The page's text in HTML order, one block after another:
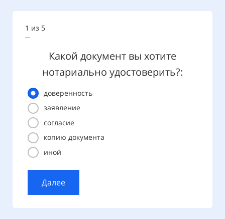
1 из 5
Какой документ вы хотите
нотариально удостоверить?:
доверенность
заявление
согласие
копию документа
иной
Далее